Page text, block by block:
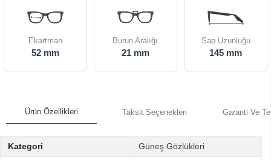
Ekartman
52 mm
Burun Aralığı
21 mm
Sap Uzunluğu
145 mm
Ürün Özellikleri Taksit Seçenekleri Garanti Ve
Kategori Güneş Gözlükleri